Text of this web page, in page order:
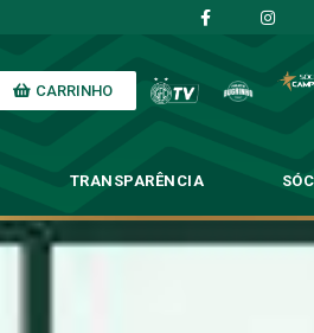
CARRINHO
TRANSPARÊNCIA
B